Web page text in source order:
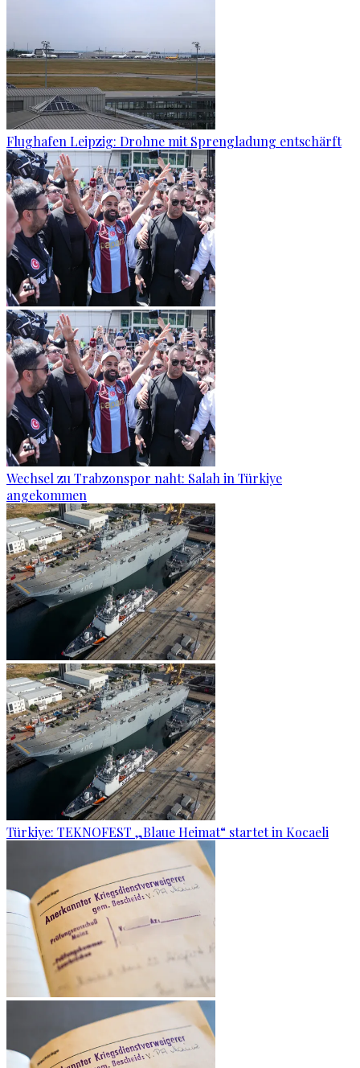
Flughafen Leipzig: Drohne mit Sprengladung entschärft
Wechsel zu Trabzonspor naht: Salah in Türkiye
angekommen
Türkiye: TEKNOFEST „Blaue Heimat“ startet in Kocaeli